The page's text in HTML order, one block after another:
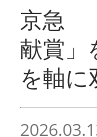
京急
献賞
を軸